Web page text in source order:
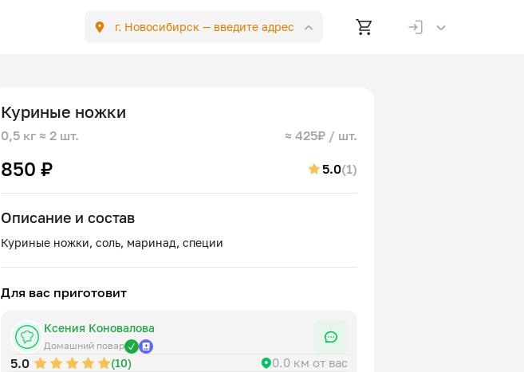
г. Новосибирск — введите адрес
Куриные ножки
0,5 кг ≈ 2 шт. ≈ 425₽ / шт.
850 ₽ 5.0(1)
Описание и состав
Для вас приготовит
Ксения Коновалова
Домашний повар
5.0 (10) 0.0 км от вас